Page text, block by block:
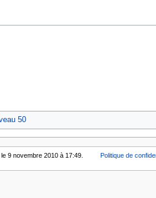
50
9 novembre 2010 à 17:49. Politique de